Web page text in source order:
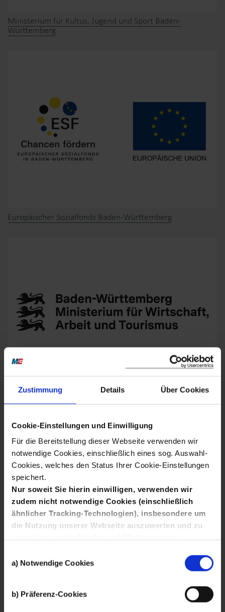
Zustimmung Details Über Cookies
Cookie-Einstellungen und Einwilligung
Für die Bereitstellung dieser Webseite verwenden wir
notwendige Cookies, einschließlich eines sog. Auswahl-
Cookies, welches den Status Ihrer Cookie-Einstellungen
speichert.
Nur soweit Sie hierin einwilligen, verwenden wir
zudem nicht notwendige Cookies (einschließlich
ähnlicher Tracking-Technologien), insbesondere um
die Nutzung unserer Webseite auszuwerten und zu
Kanälen anzusprechen und Ihnen Angebote von
Hierfür setzen wir die Dienste von Drittanbietern wie
Google, Facebook und Twitter ein, die Ihre Daten
a) Notwendige Cookies
b) Präferenz-Cookies
Ministerium für Kultus, Jugend und Sport Baden-
Württemberg
Europäischer Sozialfonds Baden-Württemberg
Ministerium für Wirtschaft, Arbeit und Tourismus
Wonach
suchen